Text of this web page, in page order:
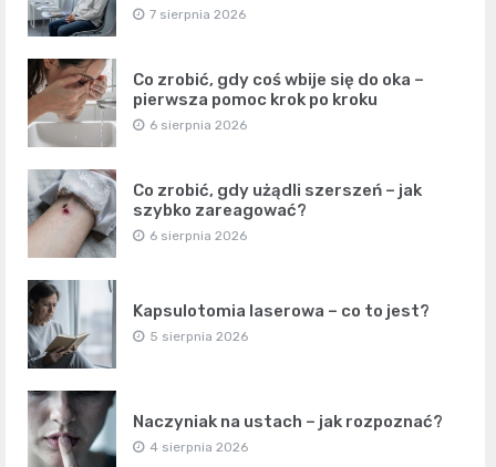
7 sierpnia 2026
Co zrobić, gdy coś wbije się do oka –
pierwsza pomoc krok po kroku
6 sierpnia 2026
Co zrobić, gdy użądli szerszeń – jak
szybko zareagować?
6 sierpnia 2026
Kapsulotomia laserowa – co to jest?
5 sierpnia 2026
Naczyniak na ustach – jak rozpoznać?
4 sierpnia 2026